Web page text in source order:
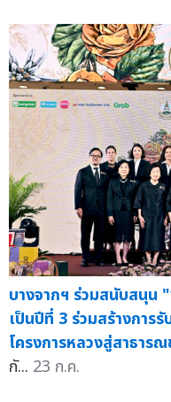
บางจากฯ ร่วมสนับสนุน
เป็นปีที่ 3 ร่วมสร้างการ
โครงการหลวงสู่สาธาร
กั... 23 ก.ค.